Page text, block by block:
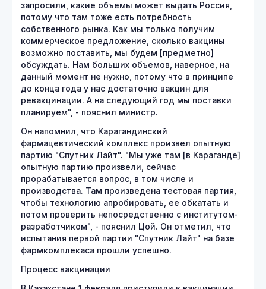
запросили, какие объемы может выдать Россия,
потому что там тоже есть потребность
собственного рынка. Как мы только получим
коммерческое предложение, сколько вакцины
возможно поставить, мы будем [предметно]
обсуждать. Нам больших объемов, наверное, на
данный момент не нужно, потому что в принципе
до конца года у нас достаточно вакцин для
ревакцинации. А на следующий год мы поставки
планируем", - пояснил министр.
Он напомнил, что Карагандинский
фармацевтический комплекс произвел опытную
партию "Спутник Лайт". "Мы уже там [в Караганде]
опытную партию произвели, сейчас
прорабатывается вопрос, в том числе и
производства. Там произведена тестовая партия,
чтобы технологию апробировать, ее обкатать и
потом проверить непосредственно с институтом-
разработчиком", - пояснил Цой. Он отметил, что
испытания первой партии "Спутник Лайт" на базе
фармкомплекаса прошли успешно.
Процесс вакцинации